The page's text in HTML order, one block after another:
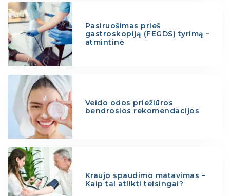
Pasiruošimas prieš
gastroskopiją (FEGDS) tyrimą –
atmintinė
Veido odos priežiūros
bendrosios rekomendacijos
Kraujo spaudimo matavimas –
Kaip tai atlikti teisingai?